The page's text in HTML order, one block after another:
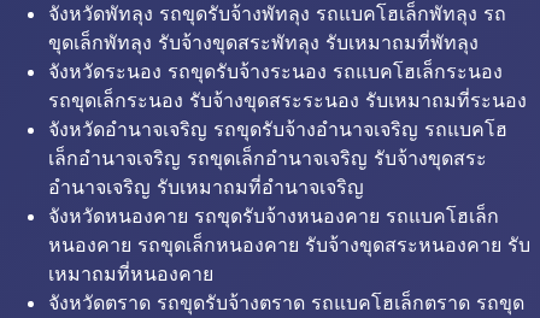
จังหวัดพัทลุง รถขุดรับจ้างพัทลุง รถแบคโฮเล็กพัทลุง รถ
ขุดเล็กพัทลุง รับจ้างขุดสระพัทลุง รับเหมาถมที่พัทลุง
จังหวัดระนอง รถขุดรับจ้างระนอง รถแบคโฮเล็กระนอง
รถขุดเล็กระนอง รับจ้างขุดสระระนอง รับเหมาถมที่ระนอง
จังหวัดอำนาจเจริญ รถขุดรับจ้างอำนาจเจริญ รถแบคโฮ
เล็กอำนาจเจริญ รถขุดเล็กอำนาจเจริญ รับจ้างขุดสระ
อำนาจเจริญ รับเหมาถมที่อำนาจเจริญ
จังหวัดหนองคาย รถขุดรับจ้างหนองคาย รถแบคโฮเล็ก
หนองคาย รถขุดเล็กหนองคาย รับจ้างขุดสระหนองคาย รับ
เหมาถมที่หนองคาย
จังหวัดตราด รถขุดรับจ้างตราด รถแบคโฮเล็กตราด รถขุด